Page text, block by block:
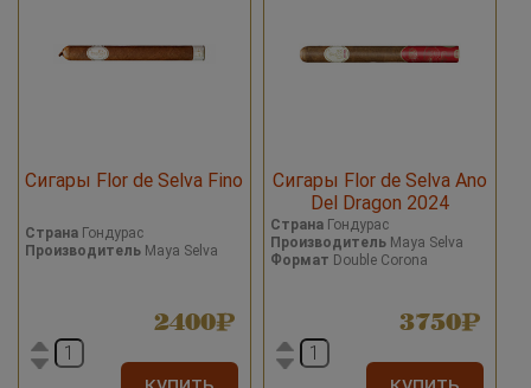
Сигары Flor de Selva Fino
Страна Гондурас
Производитель Maya Selva
2400
Сигары Flor de Selva Ano
Del Dragon 2024
СтранаГондурас
ПроизводительMaya Selva
Формат Double Corona
3750